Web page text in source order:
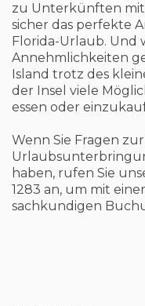
zu Unterkünften mit
sicher das perfekte
Florida-Urlaub. Und
Annehmlichkeiten
Island trotz des
der Insel viele
essen oder
Wenn Sie Fragen
haben, rufen Sie
1283 an, um mit
sachkundigen